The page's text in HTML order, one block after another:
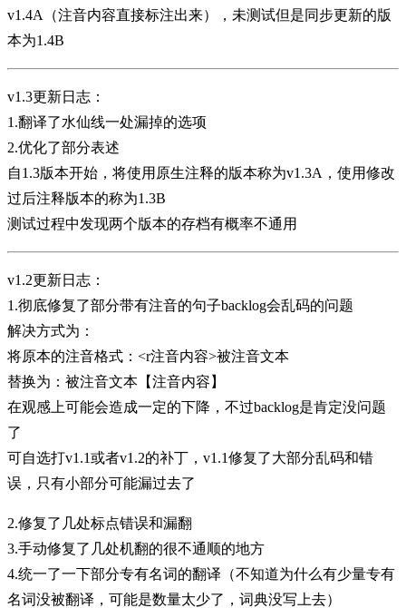
v1.4A（注音内容直接标注出来），未测试但是同步更新的版
本为1.4B
v1.3更新日志：
1.翻译了水仙线一处漏掉的选项
2.优化了部分表述
自1.3版本开始，将使用原生注释的版本称为v1.3A，使用修改
过后注释版本的称为1.3B
测试过程中发现两个版本的存档有概率不通用
v1.2更新日志：
1.彻底修复了部分带有注音的句子backlog会乱码的问题
解决方式为：
将原本的注音格式：<r注音内容>被注音文本
替换为：被注音文本【注音内容】
在观感上可能会造成一定的下降，不过backlog是肯定没问题
了
可自选打v1.1或者v1.2的补丁，v1.1修复了大部分乱码和错
误，只有小部分可能漏过去了
2.修复了几处标点错误和漏翻
3.手动修复了几处机翻的很不通顺的地方
4.统一了一下部分专有名词的翻译（不知道为什么有少量专有
名词没被翻译，可能是数量太少了，词典没写上去）